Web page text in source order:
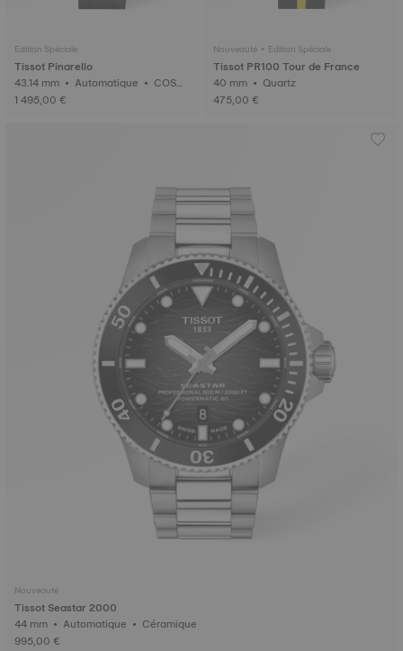
Edition Spéciale
Tissot Pinarello
43.14 mm • Automatique • COSC
• Carbone
1 495,00 €
Nouveauté • Edition Spéciale
Tissot PR100 Tour de France
40 mm • Quartz
475,00 €
Nouveauté
Tissot Seastar 2000
44 mm • Automatique • Céramique
995,00 €